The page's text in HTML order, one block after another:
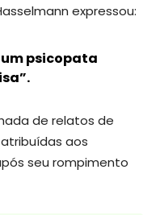
expressou:
um psicopata
de relatos de
aos
seu rompimento